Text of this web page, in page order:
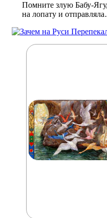
Помните злую Бабу-
на лопату и